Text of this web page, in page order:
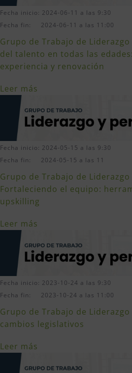
Fecha inicio: 2024-06-11 a las 9:30
Fecha fin: 2024-06-11 a las 11:00
Grupo de Trabajo de
del talento en todas las
experiencia y renovación
Leer más
Fecha inicio: 2024-05-15 a las 9:30
Fecha fin: 2024-05-15 a las 11
Grupo de Trabajo de Liderazgo
Fortaleciendo el equipo:
upskilling
Leer más
Fecha inicio: 2023-10-24 a las 9:30
Fecha fin: 2023-10-24 a las 11:00
Grupo de Trabajo de
cambios legislativos
Leer más